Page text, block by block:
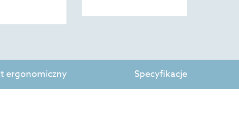
ergonomiczny Specyfikacje